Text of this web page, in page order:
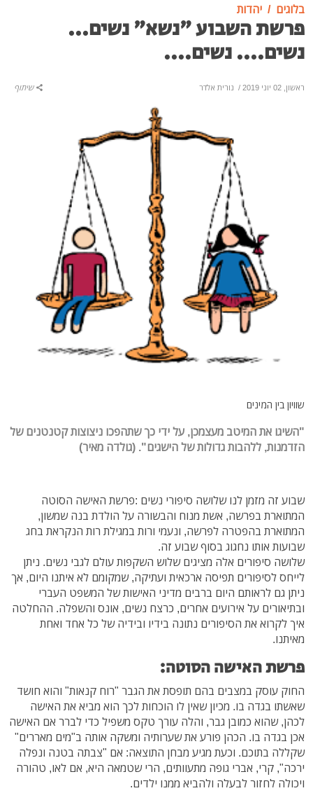
בלוגים יהדות
פרשת השבוע "נשא" נשים...
נשים.... נשים....
ראשון, 02 יוני 2019 / נורית אלדר שיתוף
שוויון בין המינים
"השיגו את המיטב מעצמכן, על ידי כך שתהפכו ניצוצות קטנטנים של
הזדמנות, ללהבות גדולות של הישגים". (גולדה מאיר)
שבוע זה מזמן לנו שלושה סיפורי נשים :פרשת האישה הסוטה
המתוארת בפרשה, אשת מנוח והבשורה על הולדת בנה שמשון,
המתוארת בהפטרה לפרשה, ונעמי ורות במגילת רות הנקראת בחג
שבועות אותו נחגוג בסוף שבוע זה.
שלושה סיפורים אלה מציגים שלוש השקפות עולם לגבי נשים. ניתן
לייחס לסיפורים תפיסה ארכאית ועתיקה, שמקומם לא איתנו היום, אך
ניתן גם לראותם היום ברבים מדיני האישות של המשפט העברי
ובתיאורים על אירועים אחרים, כרצח נשים, אונס והשפלה. ההחלטה
איך לקרוא את הסיפורים נתונה בידיו ובידיה של כל אחד ואחת
מאיתנו.
פרשת האישה הסוטה:
החוק עוסק במצבים בהם תופסת את הגבר "רוח קנאות" והוא חושד
שאשתו בגדה בו. מכיון שאין לו הוכחות לכך הוא מביא את האישה
לכהן, שהוא כמובן גבר, והלה עורך טקס משפיל כדי לברר אם האישה
אכן בגדה בו. הכהן פורע את שערותיה ומשקה אותה ב"מים מאררים"
שקללה בתוכם. וכעת מגיע מבחן התוצאה: אם "צבתה בטנה ונפלה
ירכה", קרי, אברי גופה מתעוותים, הרי שטמאה היא, אם לאו, טהורה
ויכולה לחזור לבעלה ולהביא ממנו ילדים.